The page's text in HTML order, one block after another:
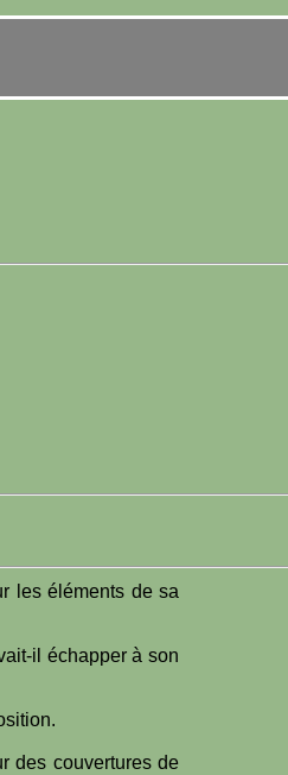
les éléments de sa
il échapper à son
des couvertures de